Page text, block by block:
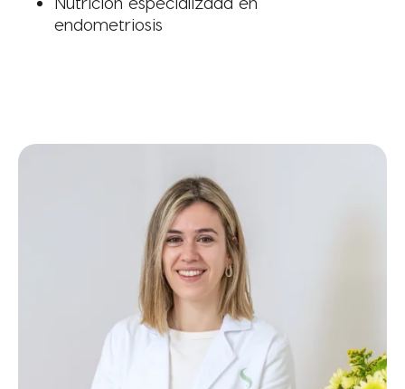
endometriosis